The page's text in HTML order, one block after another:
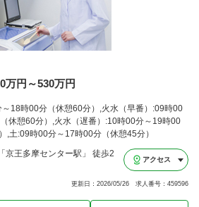
万円～530万円
～18時00分（休憩60分）,火水（早番）:09時00
休憩60分）,火水（遅番）:10時00分～19時00
,土:09時00分～17時00分（休憩45分）
京王多摩センター駅」 徒歩2
アクセス
更新日：2026/05/26 求人番号：459596